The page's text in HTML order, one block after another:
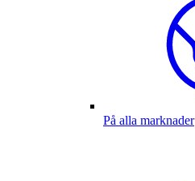
På alla marknader